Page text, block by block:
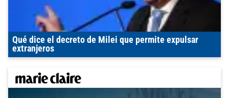
Qué dice el decreto de Milei que permite expulsar
extranjeros